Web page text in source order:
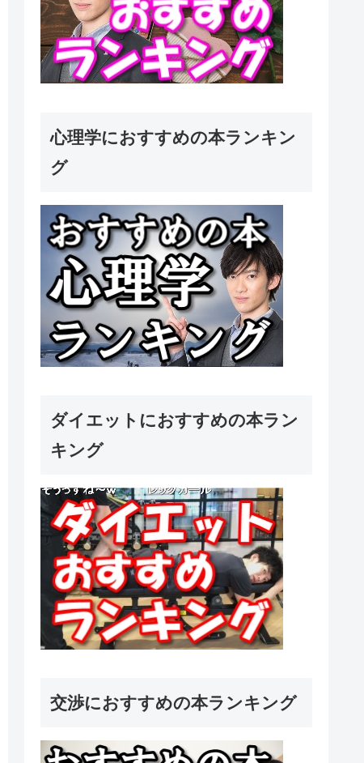
心理学におすすめの本ランキン
グ
ダイエットにおすすめの本ラン
キング
交渉におすすめの本ランキング